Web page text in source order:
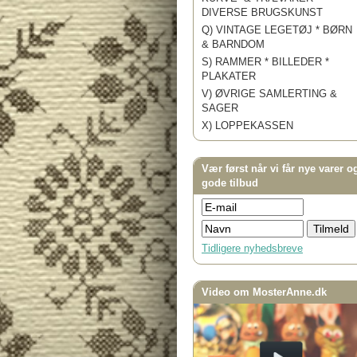
DIVERSE BRUGSKUNST
Q) VINTAGE LEGETØJ * BØRN
& BARNDOM
S) RAMMER * BILLEDER *
PLAKATER
V) ØVRIGE SAMLERTING &
SAGER
X) LOPPEKASSEN
Vær først når vi får nye varer
gode tilbud
Tidligere nyhedsbreve
Video om MosterAnne.dk